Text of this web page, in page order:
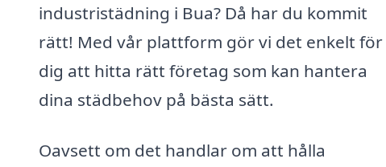
industristädning i Bua? Då har du kommit
rätt! Med vår plattform gör vi det enkelt för
dig att hitta rätt företag som kan hantera
dina städbehov på bästa sätt.
Oavsett om det handlar om att hålla